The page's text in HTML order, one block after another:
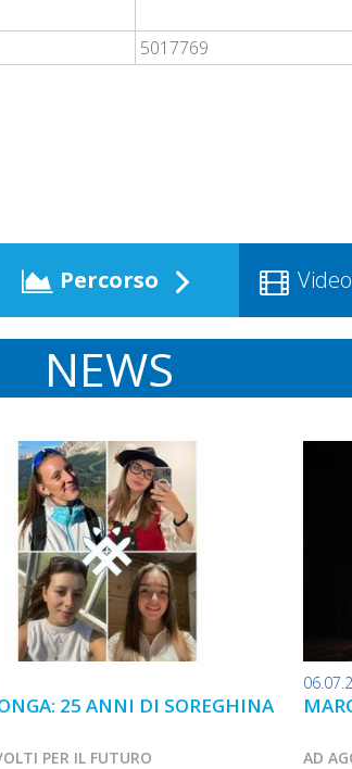
5017769
Percorso Video
NEWS
25 ANNI DI SOREGHINA
PER IL FUTURO AD